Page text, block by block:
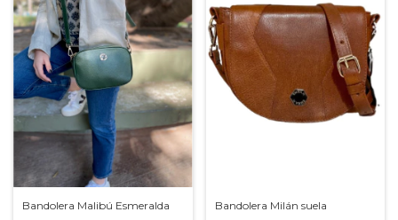
Bandolera Malibú Esmeralda Bandolera Milán suela